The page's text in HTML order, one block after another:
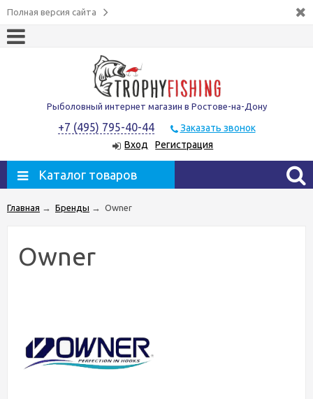
Полная версия сайта
Рыболовный интернет магазин в Ростове-на-Дону
+7 (495) 795-40-44
Заказать звонок
Вход
Регистрация
Каталог товаров
Главная → Бренды → Owner
Owner